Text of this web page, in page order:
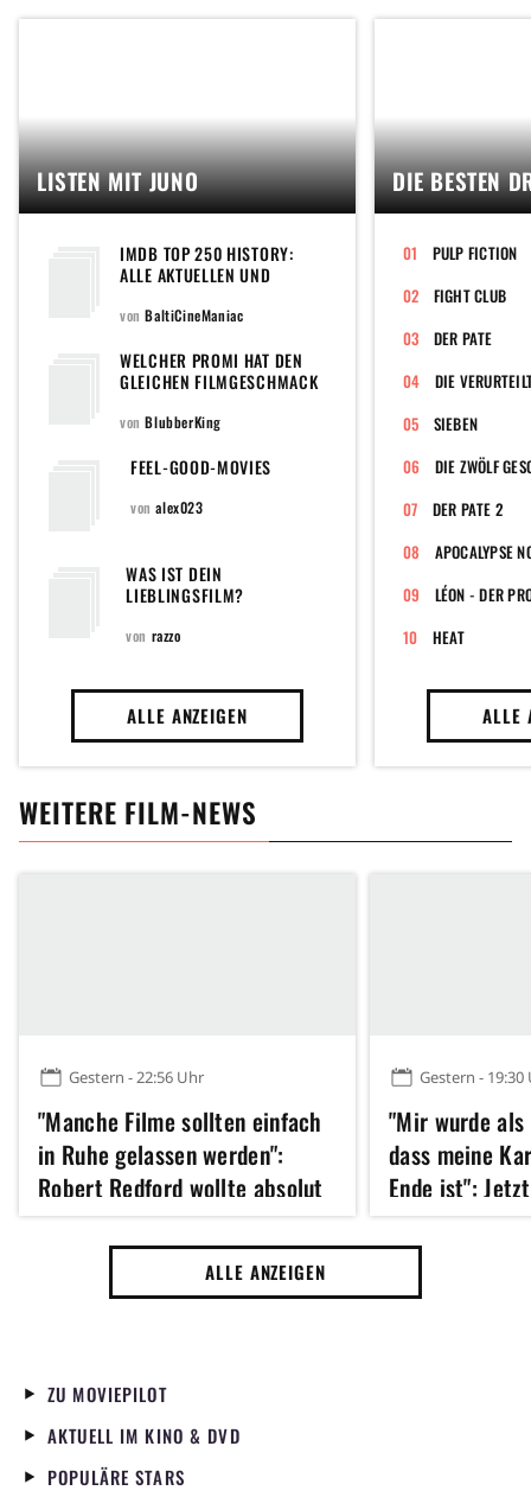
LISTEN MIT JUNO
IMDB TOP 250 HISTORY:
ALLE AKTUELLEN UND
POPULÄREN TOPLISTE DER
ILMDATENBANK
vonBaltiCineManiac
WELCHER PROMI HAT DEN
GLEICHEN FILMGESCHMACK
vonBlubberKing
FEEL-GOOD-MOVIES
vonalex023
WAS IST DEIN
LIEBLINGSFILM?
von razzo
ALLE ANZEIGEN
DIE BESTEN
PULP FICTION
FIGHT CLUB
DER PATE
DIE
SIEBEN
DIE ZWÖLF
DER PATE 2
APOCALYPSE
LÉON - DER
HEAT
ALLE
WEITERE FILM-NEWS
Gestern - 22:56 Uhr
"Manche Filme sollten einfach
in Ruhe gelassen werden":
Robert Redford wollte absolut
kein Remake dieses Klassikers
der 70er Jahre
Gestern - 19:30
"Mir wurde
dass meine
Ende ist":
Hathaway 43
Jahres gedreht
ALLE ANZEIGEN
ZU MOVIEPILOT
AKTUELL IM KINO & DVD
POPULÄRE STARS